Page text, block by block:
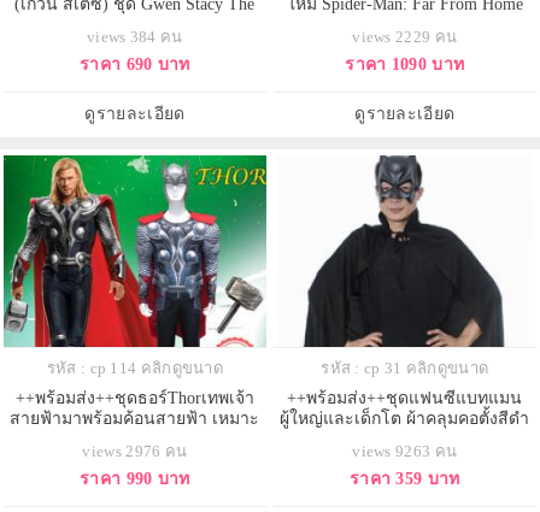
(เกวน สเตซี่) ชุด Gwen Stacy The
views 384 คน
ราคา 690 บาท
ดูรายละเอียด
ใหม่ Spider-Man: Far From Home
ชุด+หน้ากาก ปี 2019
views 2229 คน
ราคา 1090 บาท
ดูรายละเอียด
รหัส : cp 114 คลิกดูขนาด
++พร้อมส่ง++ชุดธอร์Thorเทพเจ้า
สายฟ้ามาพร้อมค้อนสายฟ้า เหมาะ
views 2976 คน
ราคา 990 บาท
รหัส : cp 31 คลิกดูขนาด
++พร้อมส่ง++ชุดแฟนซีแบทแมน
ผู้ใหญ่และเด็กโต ผ้าคลุมคอตั้งสีดำ
views 9263 คน
ราคา 359 บาท